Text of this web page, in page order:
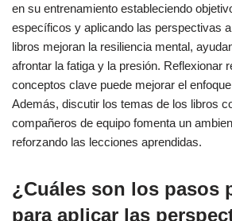
en su entrenamiento estableciendo
específicos y aplicando las perspectivas
libros mejoran la resiliencia mental,
afrontar la fatiga y la presión. Reflexionar
conceptos clave puede mejorar el
Además, discutir los temas de los libros
compañeros de equipo fomenta un
reforzando las lecciones aprendidas.
¿Cuáles son los pasos
para aplicar las